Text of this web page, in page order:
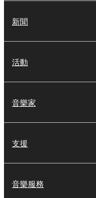
新聞
活動
音樂家
支援
音樂服務